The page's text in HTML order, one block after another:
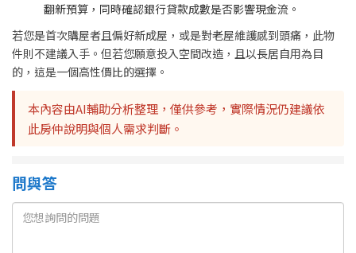
翻新預算，同時確認銀行貸款成數是否影響現金流。
若您是首次購屋者且偏好新成屋，或是對老屋維護感到頭痛，此物
件則不建議入手。但若您願意投入空間改造，且以長居自用為目
的，這是一個高性價比的選擇。
本內容由AI輔助分析整理，僅供參考，實際情況仍建議依
此房仲說明與個人需求判斷。
問與答